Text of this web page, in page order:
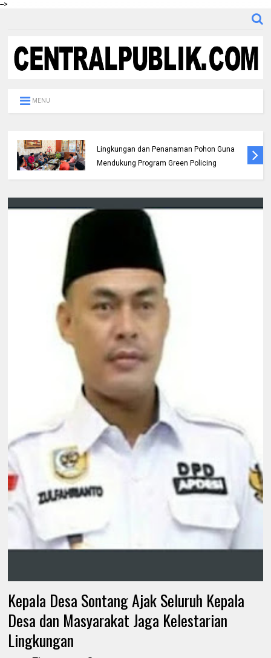
-->
MENU
Lingkungan dan Penanaman Pohon Guna
Mendukung Program Green Policing
Kepala Desa Sontang Ajak Seluruh Kepala
Desa dan Masyarakat Jaga Kelestarian
Lingkungan